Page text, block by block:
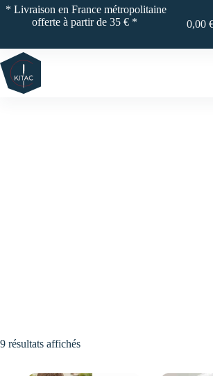
Passer
* Livraison en France métropolitaine
offerte à partir de 35 € *
0,00
9 résultats affichés